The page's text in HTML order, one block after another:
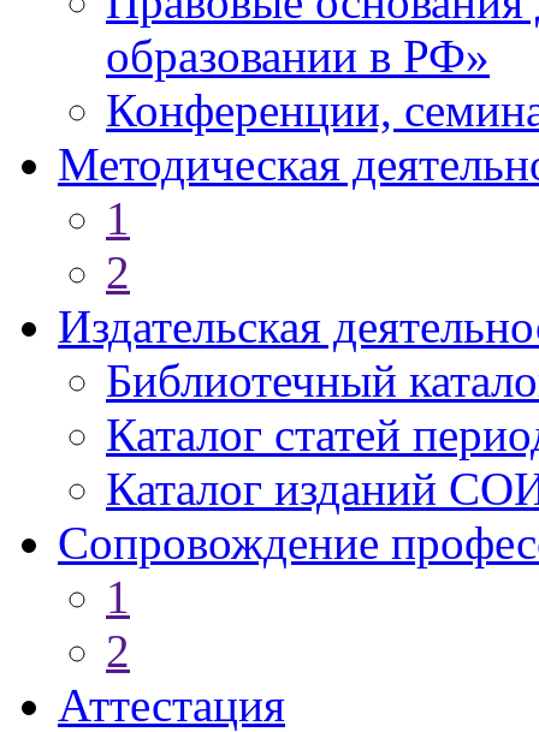
образовании в РФ»
Конференции,
Методическая
1
2
Издательская
Библиотечный
Каталог статей
Каталог изданий
Сопровождение
1
2
Аттестация